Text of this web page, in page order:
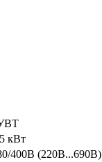
кВт
400В (220В...690В)